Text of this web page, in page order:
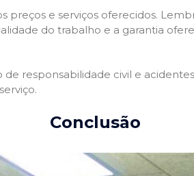
e serviços oferecidos.
do trabalho e a garantia
responsabilidade civil e
Conclusão